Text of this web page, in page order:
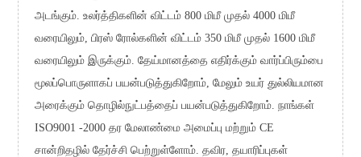
அடங்கும். உலர்த்திகளின் விட்டம் 800 மிமீ முதல் 4000 மிமீ
வரையிலும், பிரஸ் ரோல்களின் விட்டம் 350 மிமீ முதல் 1600 மிமீ
வரையிலும் இருக்கும். தேய்மானத்தை எதிர்க்கும் வார்ப்பிரும்பை
மூலப்பொருளாகப் பயன்படுத்துகிறோம், மேலும் உயர் துல்லியமான
அரைக்கும் தொழில்நுட்பத்தைப் பயன்படுத்துகிறோம். நாங்கள்
ISO9001 -2000 தர மேலாண்மை அமைப்பு மற்றும் CE
சான்றிதழில் தேர்ச்சி பெற்றுள்ளோம். தவிர, தயாரிப்புகள்